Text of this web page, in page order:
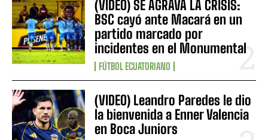
(VIDEO) SE AGRAVA LA CRISIS:
BSC cayó ante Macará en un
partido marcado por
incidentes en el Monumental
FÚTBOL ECUATORIANO
(VIDEO) Leandro Paredes le dio
la bienvenida a Enner Valencia
en Boca Juniors